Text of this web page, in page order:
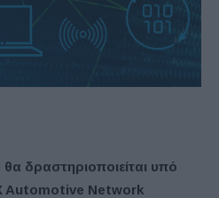
δραστηριοποιείται υπό
Automotive Network